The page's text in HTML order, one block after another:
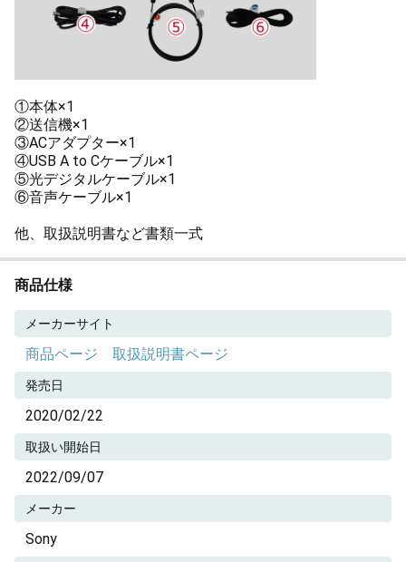
①本体×1
②送信機×1
③ACアダプター×1
④USB A to Cケーブル×1
⑤光デジタルケーブル×1
⑥音声ケーブル×1
他、取扱説明書など書類一式
商品仕様
メーカーサイト
商品ページ 取扱説明書ページ
発売日
2020/02/22
取扱い開始日
2022/09/07
メーカー
Sony